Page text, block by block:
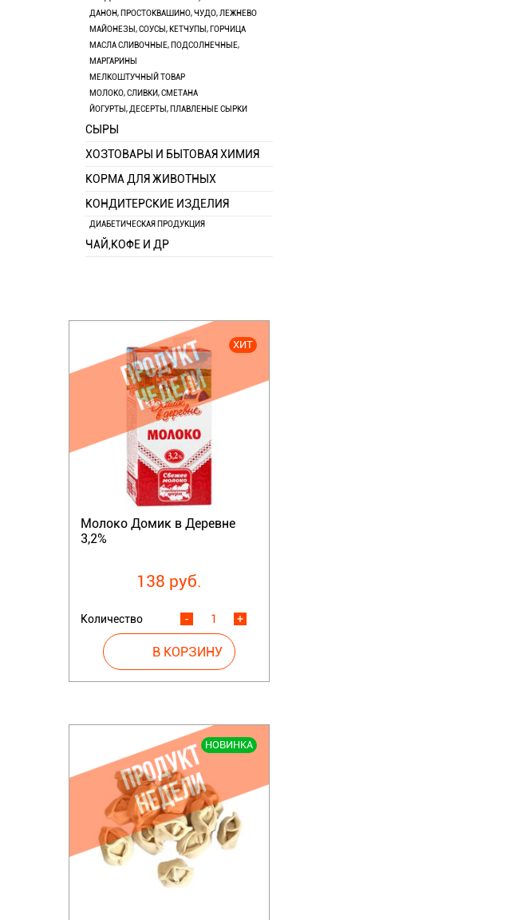
ДАНОН, ПРОСТОКВАШИНО, ЧУДО, ЛЕЖНЕВО
МАЙОНЕЗЫ, СОУСЫ, КЕТЧУПЫ, ГОРЧИЦА
МАСЛА СЛИВОЧНЫЕ, ПОДСОЛНЕЧНЫЕ,
МАРГАРИНЫ
МЕЛКОШТУЧНЫЙ ТОВАР
МОЛОКО, СЛИВКИ, СМЕТАНА
ЙОГУРТЫ, ДЕСЕРТЫ, ПЛАВЛЕНЫЕ СЫРКИ
СЫРЫ
ХОЗТОВАРЫ И БЫТОВАЯ ХИМИЯ
КОРМА ДЛЯ ЖИВОТНЫХ
КОНДИТЕРСКИЕ ИЗДЕЛИЯ
ДИАБЕТИЧЕСКАЯ ПРОДУКЦИЯ
ЧАЙ,КОФЕ И ДР
ХИТ
Молоко Домик в Деревне
3,2%
138 руб.
Количество +
-
НОВИНКА